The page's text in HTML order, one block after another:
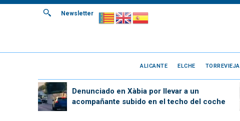
Newsletter
ALICANTE ELCHE TORREVIEJA
Denunciado en Xàbia por llevar a un
acompañante subido en el techo del coche